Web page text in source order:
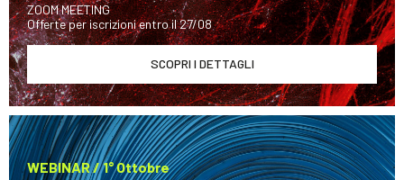
ZOOM MEETING
Offerte per iscrizioni entro il 27/08
SCOPRI I DETTAGLI
WEBINAR / 1° Ottobre